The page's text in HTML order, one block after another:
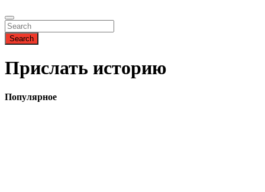
Search
Прислать историю
Популярное